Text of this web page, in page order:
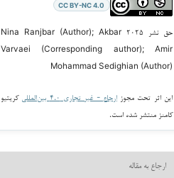
CC BY-NC 4.0
حق نشر ۲۰۲۵ Nina Ranjbar (Author); Akbar
Varvaei (Corresponding author); Amir
Mohammad Sedighian (Author)
این اثر تحت مجوزارجاع - غیر تجاری ۴.۰ بین‌المللی
کریتیو
کامنز منتشر شده است.
ارجاع به مقاله